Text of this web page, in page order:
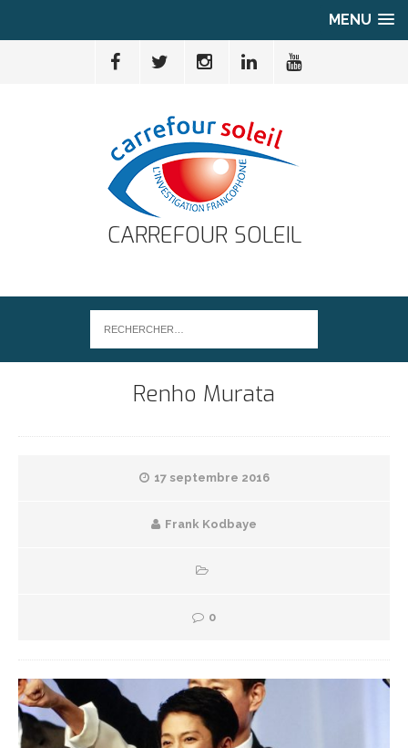
MENU
CARREFOUR SOLEIL
Renho Murata
17 septembre 2016
Frank Kodbaye
0